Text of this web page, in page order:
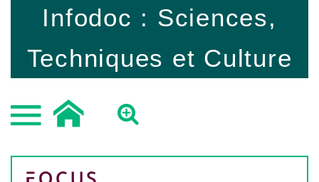
Infodoc : Sciences,
Techniques et Culture